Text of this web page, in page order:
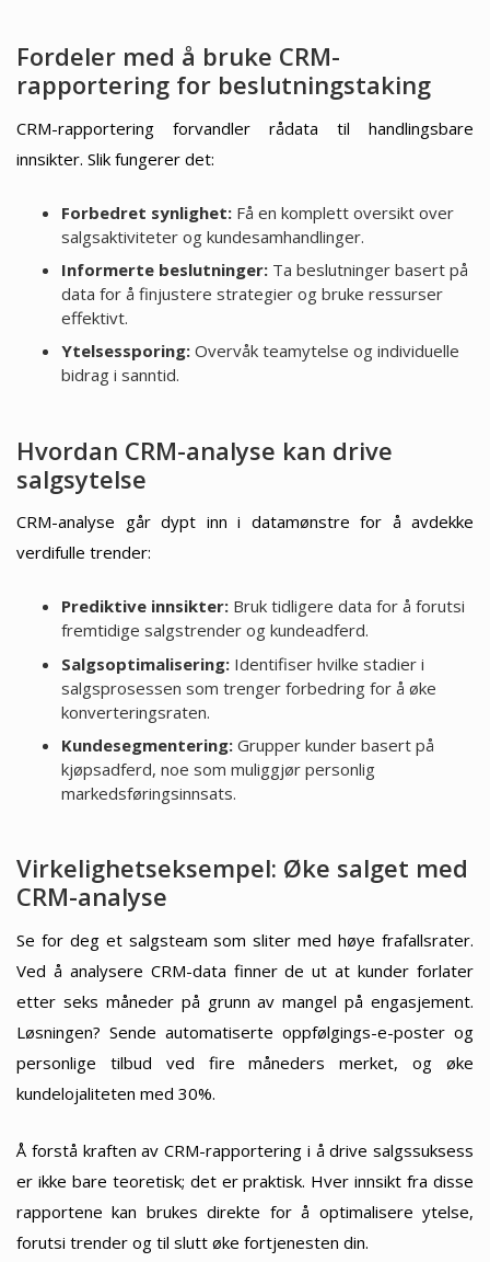
Fordeler med å bruke CRM-
rapportering for beslutningstaking
CRM-rapportering forvandler rådata til handlingsbare
innsikter. Slik fungerer det:
Forbedret synlighet:Få en komplett oversikt over
salgsaktiviteter og kundesamhandlinger.
Informerte beslutninger:Ta beslutninger basert på
data for å finjustere strategier og bruke ressurser
effektivt.
Ytelsessporing:Overvåk teamytelse og individuelle
bidrag i sanntid.
Hvordan CRM-analyse kan drive
salgsytelse
CRM-analyse går dypt inn i datamønstre for å avdekke
verdifulle trender:
Prediktive innsikter:Bruk tidligere data for å forutsi
fremtidige salgstrender og kundeadferd.
Salgsoptimalisering:Identifiser hvilke stadier i
salgsprosessen som trenger forbedring for å øke
konverteringsraten.
Kundesegmentering:Grupper kunder basert på
kjøpsadferd, noe som muliggjør personlig
markedsføringsinnsats.
Virkelighetseksempel: Øke salget med
CRM-analyse
Se for deg et salgsteam som sliter med høye frafallsrater.
Ved å analysere CRM-data finner de ut at kunder forlater
etter seks måneder på grunn av mangel på engasjement.
Løsningen? Sende automatiserte oppfølgings-e-poster og
personlige tilbud ved fire måneders merket, og øke
kundelojaliteten med 30%.
Å forstå kraften av CRM-rapportering i å drive salgssuksess
er ikke bare teoretisk; det er praktisk. Hver innsikt fra disse
rapportene kan brukes direkte for å optimalisere ytelse,
forutsi trender og til slutt øke fortjenesten din.